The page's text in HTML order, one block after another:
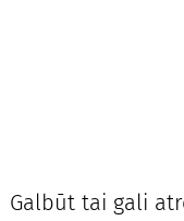
Galbūt tai gali